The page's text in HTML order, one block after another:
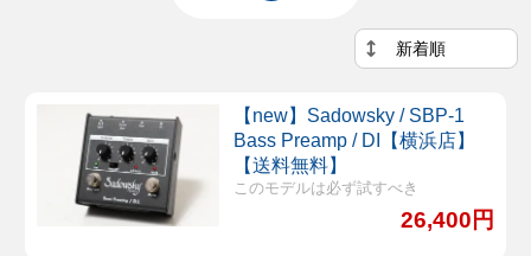
【new】Sadowsky / SBP-1
Bass Preamp / DI【横浜店】
【送料無料】
このモデルは必ず試すべき
26,400円